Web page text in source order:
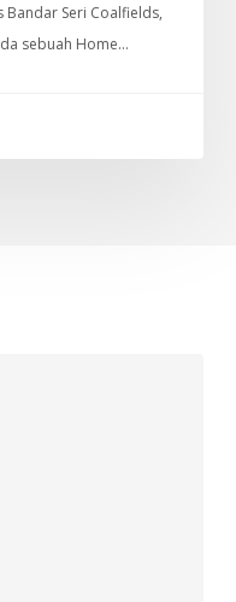
Bandar Seri Coalfields,
sebuah Home…